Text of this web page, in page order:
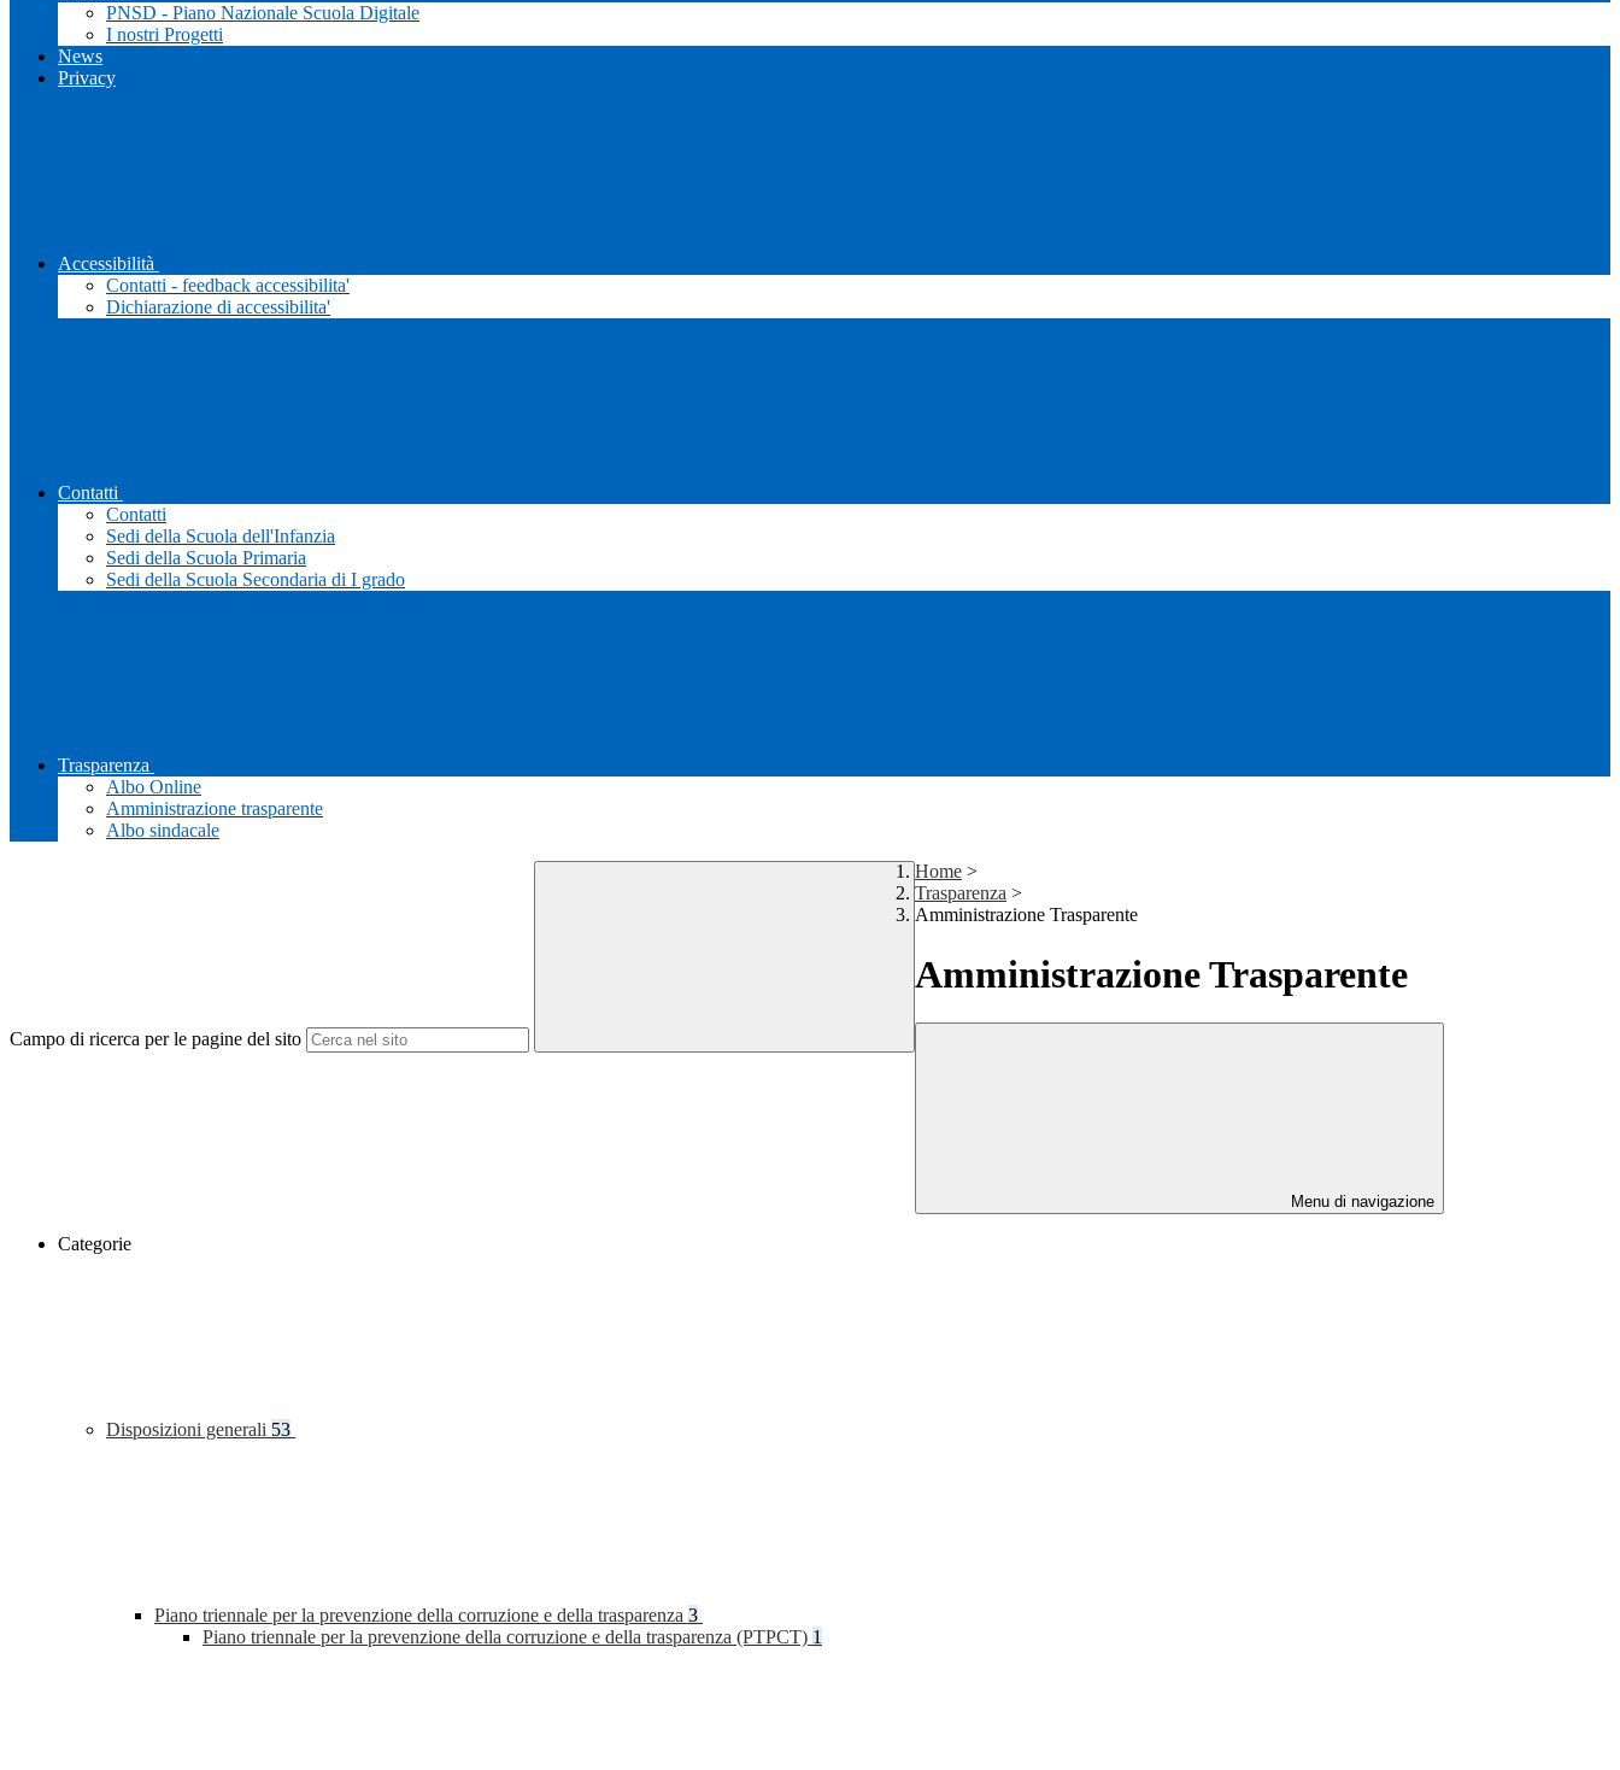
PNSD - Piano Nazionale Scuola Digitale
I nostri Progetti
News
Privacy
Accessibilità
Contatti - feedback accessibilita'
Dichiarazione di accessibilita'
Contatti
Contatti
Sedi della Scuola dell'Infanzia
Sedi della Scuola Primaria
Sedi della Scuola Secondaria di I grado
Trasparenza
Albo Online
Amministrazione trasparente
Albo sindacale
Campo di ricerca per le pagine del sito
Home >
Trasparenza >
Amministrazione Trasparente
Amministrazione Trasparente
Menu di navigazione
Categorie
Disposizioni generali 53
Piano triennale per la prevenzione della corruzione e della trasparenza 3
Piano triennale per la prevenzione della corruzione e della trasparenza (PTPCT) 1